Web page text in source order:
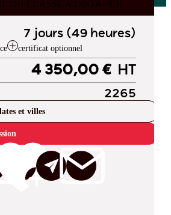
OU CLASSE A DISTANCE
7 jours (49 heures)
certificat optionnel
4 350,00 € HT
2265
et villes